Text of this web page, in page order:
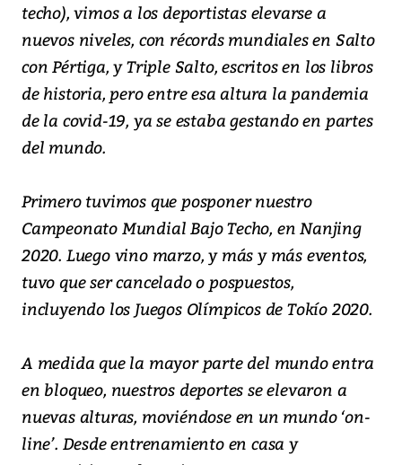
techo), vimos a los deportistas elevarse a
nuevos niveles, con récords mundiales en Salto
con Pértiga, y Triple Salto, escritos en los libros
de historia, pero entre esa altura la pandemia
de la covid-19, ya se estaba gestando en partes
del mundo.
Primero tuvimos que posponer nuestro
Campeonato Mundial Bajo Techo, en Nanjing
2020. Luego vino marzo, y más y más eventos,
tuvo que ser cancelado o pospuestos,
incluyendo los Juegos Olímpicos de Tokío 2020.
A medida que la mayor parte del mundo entra
en bloqueo, nuestros deportes se elevaron a
nuevas alturas, moviéndose en un mundo ‘on-
line’. Desde entrenamiento en casa y